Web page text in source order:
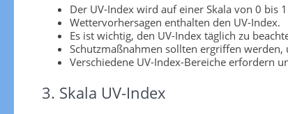
Der UV-Index wird auf einer Skala von 0 bis
Wettervorhersagen enthalten den UV-Index.
Es ist wichtig, den UV-Index täglich zu
Schutzmaßnahmen sollten ergriffen
Verschiedene UV-Index-Bereiche erfordern
3. Skala UV-Index